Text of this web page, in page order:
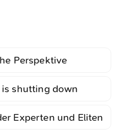
Perspektive
is shutting down
Experten und Eliten